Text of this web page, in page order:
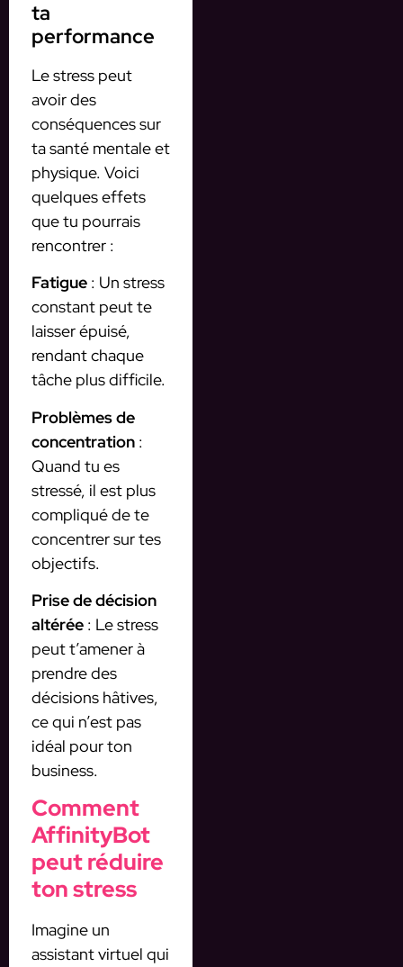
ta
performance
Le stress peut
avoir des
conséquences sur
ta santé mentale et
physique. Voici
quelques effets
que tu pourrais
rencontrer :
Fatigue : Un stress
constant peut te
laisser épuisé,
rendant chaque
tâche plus difficile.
Problèmes de
concentration :
Quand tu es
stressé, il est plus
compliqué de te
concentrer sur tes
objectifs.
Prise de décision
altérée : Le stress
peut t’amener à
prendre des
décisions hâtives,
ce qui n’est pas
idéal pour ton
business.
Comment
AffinityBot
peut réduire
ton stress
Imagine un
assistant virtuel qui